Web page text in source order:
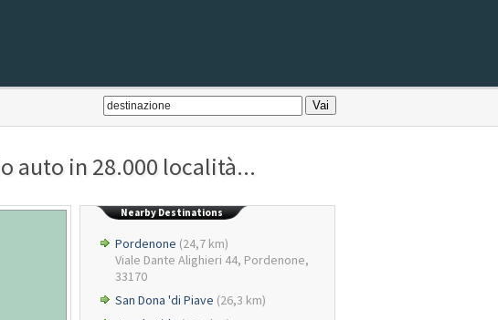
auto in 28.000 località...
Nearby Destinations
Pordenone (24,7 km)
Viale Dante Alighieri 44, Pordenone,
33170
San Dona 'di Piave (26,3 km)